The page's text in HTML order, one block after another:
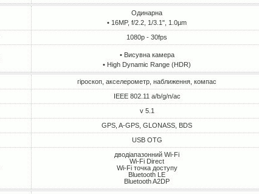
Одинарна
• 16MP, f/2.2, 1/3.1", 1.0µm
1080p - 30fps
• Висувна камера
• High Dynamic Range (HDR)
гіроскоп, акселерометр, наближення, компас
IEEE 802.11 a/b/g/n/ac
v 5.1
GPS, A-GPS, GLONASS, BDS
USB OTG
дводіапазонний Wi-Fi
Wi-Fi Direct
Wi-Fi точка доступу
Bluetooth LE
Bluetooth A2DP